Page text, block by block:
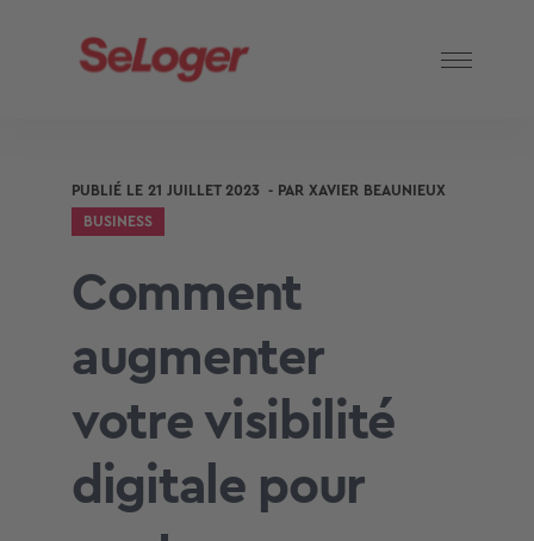
PUBLIÉ LE 21 JUILLET 2023 - PAR XAVIER BEAUNIEUX
BUSINESS
Comment
augmenter
votre visibilité
digitale pour